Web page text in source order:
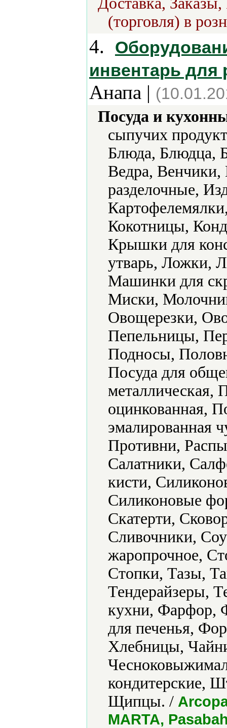
(торговля) в
4.
инвентарь для
Анапа |
Посуда и
сыпучих
Блюда, Блюдца,
Ведра,
разделочные,
Кокотницы,
Крышки для
утварь, Ложки,
Машинки для
Миски,
Овощерезки,
Пепельницы,
Подносы,
Посуда для
металлическая,
оцинкованная,
эмалированная
Противни,
Салатники,
кисти,
Силиконовые
Скатерти,
Сливочники,
жаропрочное,
Стопки, Тазы,
Тендерайзеры,
кухни, Фарфор,
для печенья,
Хлебницы,
кондитерские,
Щипцы. /
MARTA,